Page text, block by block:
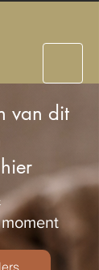
van dit